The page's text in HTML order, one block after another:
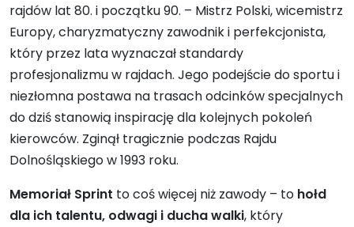
rajdów lat 80. i początku 90. – Mistrz Polski, wicemistrz
Europy, charyzmatyczny zawodnik i perfekcjonista,
który przez lata wyznaczał standardy
profesjonalizmu w rajdach. Jego podejście do sportu i
niezłomna postawa na trasach odcinków specjalnych
do dziś stanowią inspirację dla kolejnych pokoleń
kierowców. Zginął tragicznie podczas Rajdu
Dolnośląskiego w 1993 roku.
Memoriał Sprint to coś więcej niż zawody – to hołd
dla ich talentu, odwagi i ducha walki, który